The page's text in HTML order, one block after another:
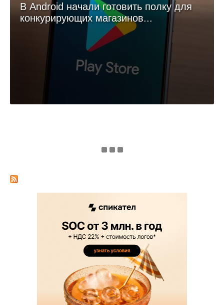
В Android начали готовить полку для
конкурирующих магазинов...